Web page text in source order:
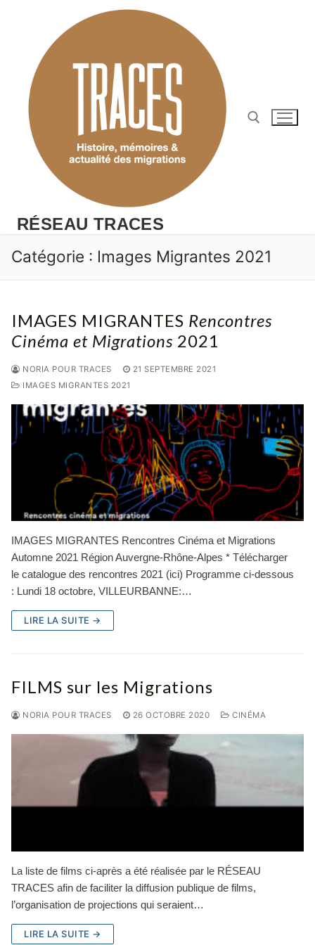
RÉSEAU TRACES
Catégorie : Images Migrantes 2021
IMAGES MIGRANTES Rencontres
Cinéma et Migrations 2021
NORIA POUR TRACES
21 SEPTEMBRE 2021
IMAGES MIGRANTES 2021
IMAGES MIGRANTES Rencontres Cinéma et Migrations
Automne 2021 Région Auvergne-Rhône-Alpes * Télécharger
le catalogue des rencontres 2021 (ici) Programme ci-dessous
: Lundi 18 octobre, VILLEURBANNE:…
LIRE LA SUITE →
FILMS sur les Migrations
NORIA POUR TRACES 26 OCTOBRE 2020 CINÉMA
La liste de films ci-après a été réalisée par le RÉSEAU
TRACES afin de faciliter la diffusion publique de films,
l’organisation de projections qui seraient…
LIRE LA SUITE →